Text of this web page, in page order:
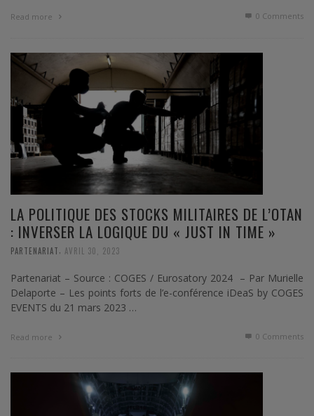
Read more 0 Comments
LA POLITIQUE DES STOCKS MILITAIRES DE L’OTAN
: INVERSER LA LOGIQUE DU « JUST IN TIME »
PARTENARIAT AVRIL 30, 2023
Partenariat – Source : COGES / Eurosatory 2024 – Par Murielle
Delaporte – Les points forts de l’e-conférence iDeaS by COGES
EVENTS du 21 mars 2023 …
Read more 0 Comments